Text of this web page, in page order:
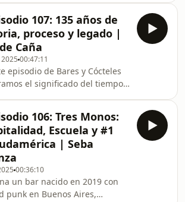
filtrado en carbón de arce❓ El
detrás del Old No. 7🍯 Las
especial
premium para Dry
2026 y todo el año! 🥂✨De
Monday premiada y Almave
Hamilton, a agave artesanal
Tomo, vinos californianos y
IPA que pegan duro sin
y Ari cuentan su historia
salud a inclusión social en
Pruebas
107: 135 años de
proceso y legado |
Caña
00:47:11
episodio de Bares y Cócteles
el significado del tiempo,
una casa ronera con 135
historia.Platicamos con
Solórzano, Global Brand
y Alex Solórzano,
Manager, sobre el origen de
en Nicaragua, el respeto por
natural y la
de no acelerar los
106: Tres Monos:
Escuela y #1
| Seba
00:36:10
un bar nacido en 2019 con
punk en Buenos Aires,